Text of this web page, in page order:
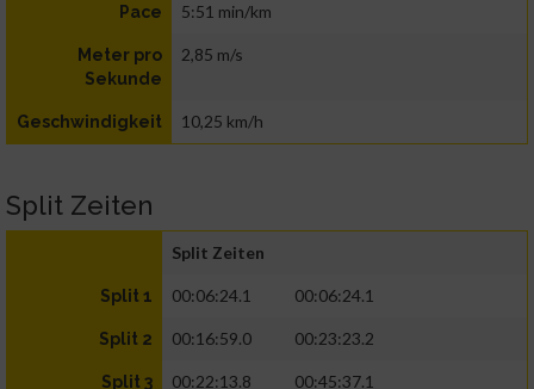
Pace 5:51 min/km
Meter pro
Sekunde
2,85 m/s
Geschwindigkeit 10,25 km/h
Split Zeiten
Split Zeiten
Split 1 00:06:24.1 00:06:24.1
Split 2 00:16:59.0 00:23:23.2
Split 3 00:22:13.8 00:45:37.1